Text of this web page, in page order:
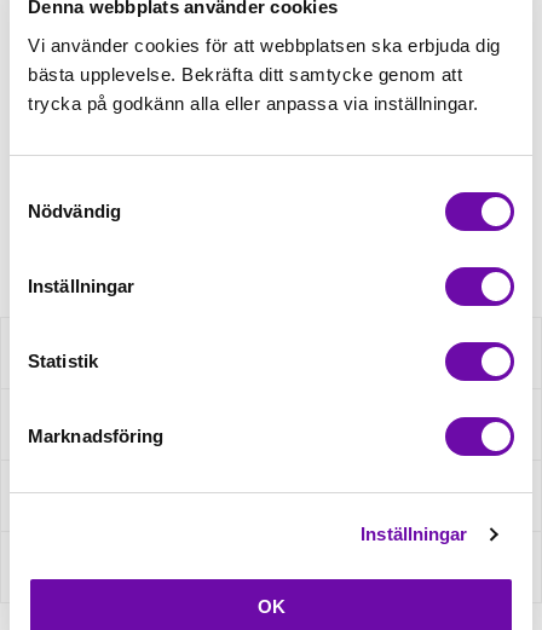
Denna webbplats använder cookies
Vi använder cookies för att webbplatsen ska erbjuda dig
bästa upplevelse. Bekräfta ditt samtycke genom att
trycka på godkänn alla eller anpassa via inställningar.
Nödvändig
Inställningar
Statistik
Marknadsföring
Inställningar
OK
Tråd matchande +45,00kr
Beskrivning
Fråga om produkt